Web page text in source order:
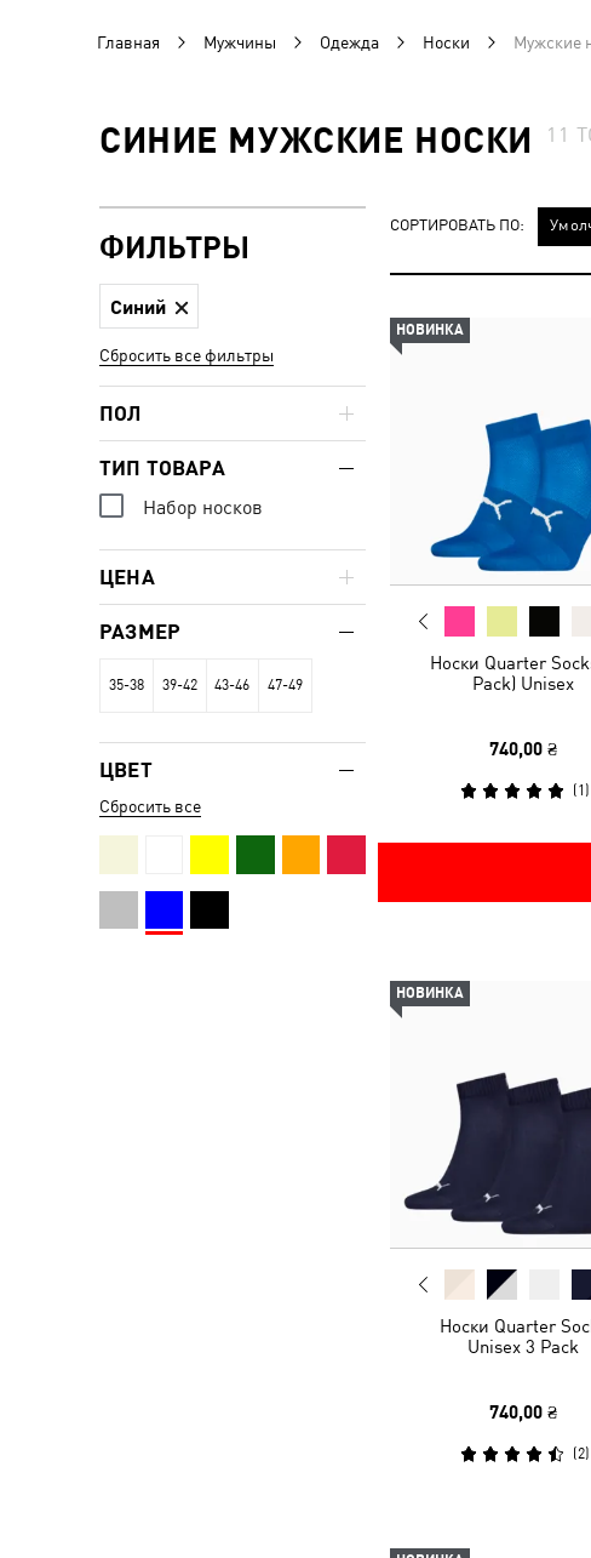
Главная Мужчины Одежда Носки Мужские
СИНИЕ МУЖСКИЕ НОСКИ 11
СОРТИРОВАТЬ ПО:
НОВИНКА
Носки Quarter
Pack) Unisex
740,00 ₴
(1 )
НОВИНКА
Носки Quarter
Unisex 3 Pack
740,00 ₴
(2)
ФИЛЬТРЫ
Синий
Сбросить все фильтры
ПОЛ
ТИП ТОВАРА
Набор носков
ЦЕНА
РАЗМЕР
35-38 39-42 43-46 47-49
ЦВЕТ
Сбросить все